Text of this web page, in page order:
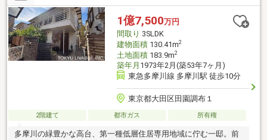
1億7,500万円
間取り 3SLDK
建物面積130.41m2
土地面積183.9m2
築年月 1973年2月(築53年7ヶ月)
東急多摩川線 多摩川駅 徒歩10分
東京都大田区田園調布１
2階建て 都市ガス 所有権
多摩川の緑豊かな高台、第一種低層住居専用地域に佇む一邸。前